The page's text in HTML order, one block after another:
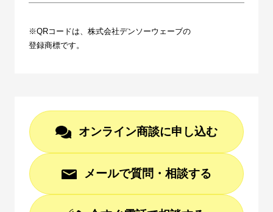
※QRコードは、株式会社デンソーウェーブの
登録商標です。
オンライン商談に申し込む
メールで質問・相談する